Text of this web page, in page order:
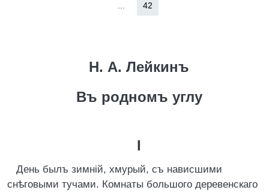
42
Н. А. Лейкинъ
Въ родномъ углу
I
День былъ зимній, хмурый, съ нависшими
снѣговыми тучами. Комнаты большого деревенскаго